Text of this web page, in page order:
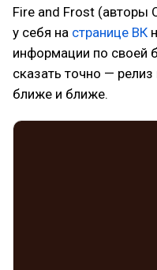
Fire and Frost (авторы
у себя на странице ВК
информации по своей
сказать точно —
ближе и ближе.